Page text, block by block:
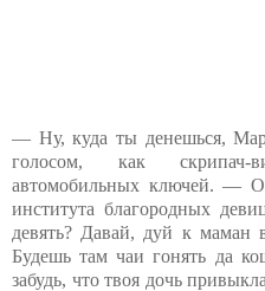
— Ну, куда ты денешься,
голосом, как скрипач-
автомобильных ключей. —
института благородных
девять? Давай, дуй к маман
Будешь там чаи гонять да
забудь, что твоя дочь